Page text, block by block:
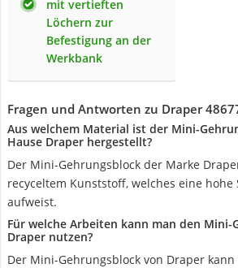
mit vertieften
Löchern zur
Befestigung an der
Werkbank
Fragen und Antworten zu Draper
Aus welchem Material ist der Mini-
Hause Draper hergestellt?
Der Mini-Gehrungsblock der Marke
recyceltem Kunststoff, welches eine hohe
aufweist.
Für welche Arbeiten kann man den Mini-
Draper nutzen?
Der Mini-Gehrungsblock von Draper